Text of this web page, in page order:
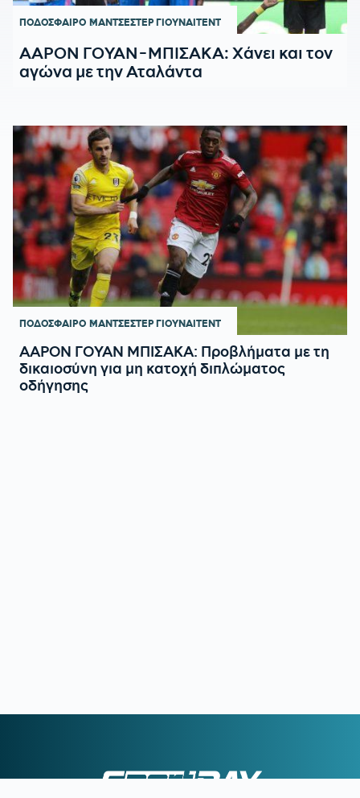
ΠΟΔΟΣΦΑΙΡΟ ΜΑΝΤΣΕΣΤΕΡ ΓΙΟΥΝΑΙΤΕΝΤ
ΑΑΡΟΝ ΓΟΥΑΝ-ΜΠΙΣΑΚΑ: Χάνει και τον
αγώνα με την Αταλάντα
ΠΟΔΟΣΦΑΙΡΟ ΜΑΝΤΣΕΣΤΕΡ ΓΙΟΥΝΑΙΤΕΝΤ
ΑΑΡΟΝ ΓΟΥΑΝ ΜΠΙΣΑΚΑ: Προβλήματα με τη
δικαιοσύνη για μη κατοχή διπλώματος
οδήγησης